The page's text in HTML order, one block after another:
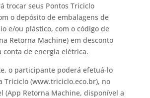
trocar seus Pontos Triciclo
o depósito de embalagens de
e/ou plástico, com o código de
Retorna Machine) em desconto
de energia elétrica.
o participante poderá efetuá-lo
Triciclo (www.triciclo.eco.br), no
(App Retorna Machine, disponível a